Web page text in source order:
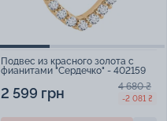
Подвес из красного золота с
фианитами "Сердечко" - 402159
2 599 грн 4 680 ₴
-2 081 ₴